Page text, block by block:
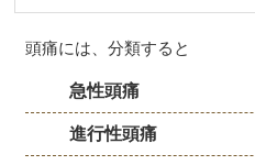
頭痛には、分類すると
急性頭痛
進行性頭痛